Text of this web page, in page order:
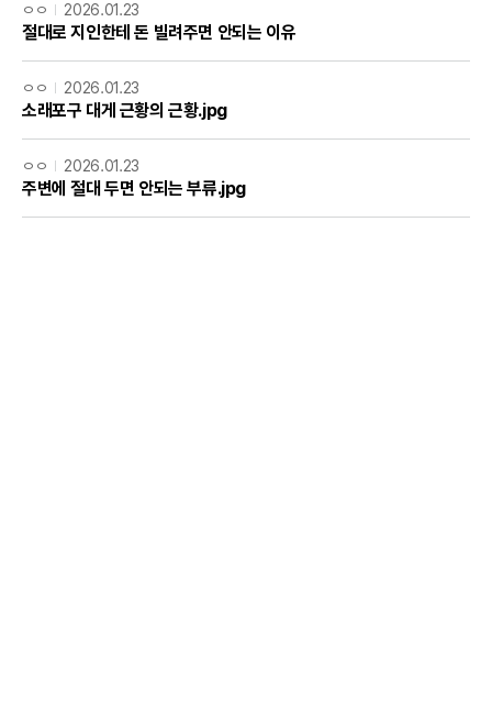
ㅇㅇ 2026.01.23
절대로 지인한테 돈 빌려주면 안되는 이유
ㅇㅇ 2026.01.23
소래포구 대게 근황의 근황.jpg
ㅇㅇ 2026.01.23
주변에 절대 두면 안되는 부류.jpg